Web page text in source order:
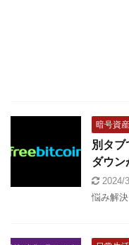
暗号資
別タブ
ダウン
2024/
悩み解決